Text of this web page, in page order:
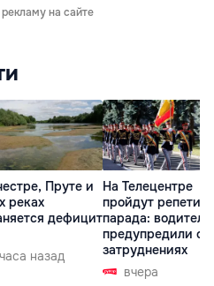
на сайте
Пруте и
реках
дефицит
назад
На Телецентре
пройдут
парада:
предупредили о
затруднениях
вчера